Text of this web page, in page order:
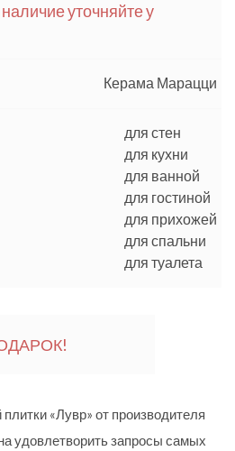
уточняйте у
Керама Марацци
для стен
для кухни
для ванной
для гостиной
для прихожей
для спальни
для туалета
«Лувр» от производителя
удовлетворить запросы самых